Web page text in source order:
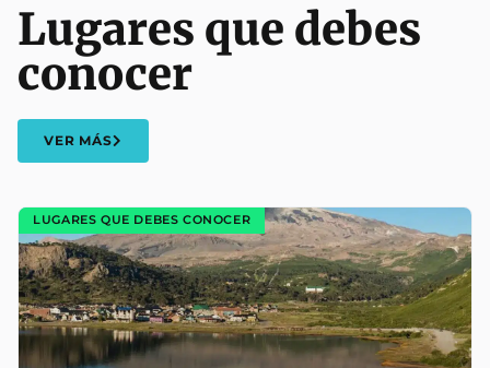
Lugares que debes
conocer
VER MÁS
LUGARES QUE DEBES CONOCER